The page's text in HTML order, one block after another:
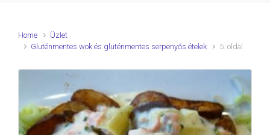
Home
Üzlet
Gluténmentes wok és gluténmentes serpenyős ételek
5. oldal